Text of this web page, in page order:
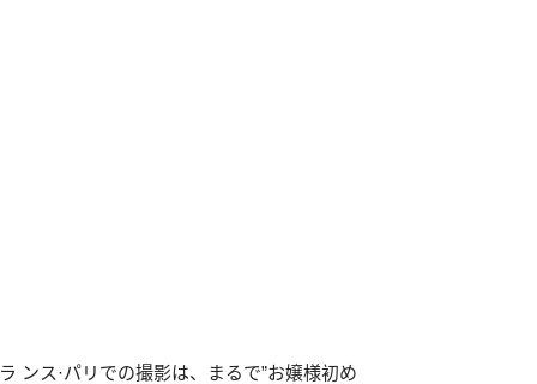
ンス·パリでの撮影は、まるで”お嬢様初め